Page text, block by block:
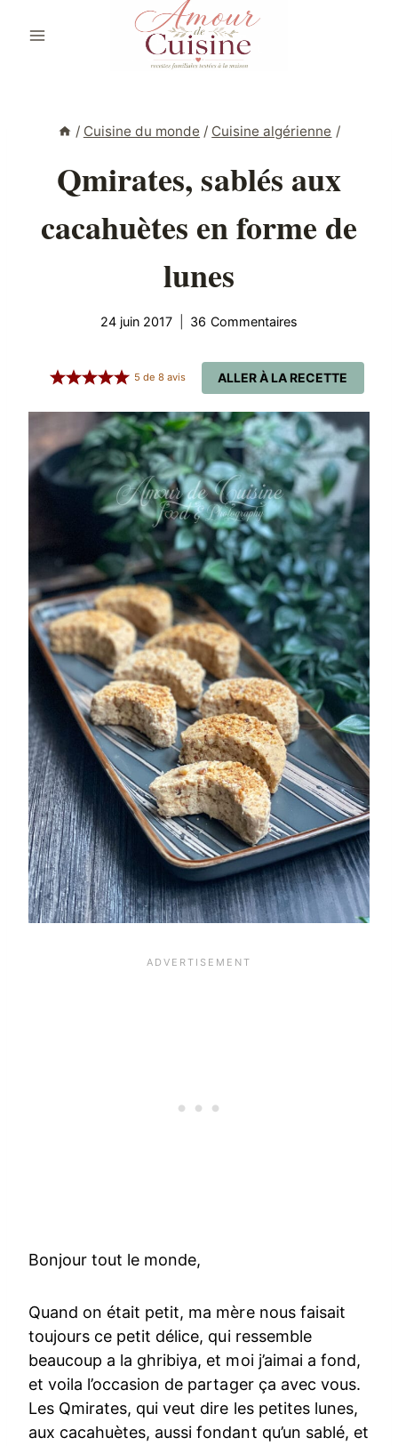
/ Cuisine du monde / Cuisine algérienne /
Qmirates, sablés aux
cacahuètes en forme de
lunes
24 juin 2017 36 Commentaires
ALLER À LA RECETTE
5 de8 avis
Bonjour tout le monde,
Quand on était petit, ma mère nous faisait
toujours ce petit délice, qui ressemble
beaucoup a la ghribiya, et moi j’aimai a fond,
et voila l’occasion de partager ça avec vous.
Les Qmirates, qui veut dire les petites lunes,
aux cacahuètes, aussi fondant qu’un sablé, et